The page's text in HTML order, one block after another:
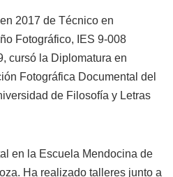
2017 de Técnico en
Fotográfico, IES 9-008
cursó la Diplomatura en
Fotográfica Documental del
de Filosofía y Letras
en la Escuela Mendocina de
Ha realizado talleres junto a